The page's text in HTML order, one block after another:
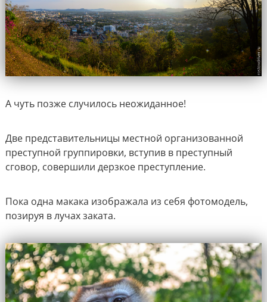
А чуть позже случилось неожиданное!
Две представительницы местной организованной
преступной группировки, вступив в преступный
сговор, совершили дерзкое преступление.
Пока одна макака изображала из себя фотомодель,
позируя в лучах заката.